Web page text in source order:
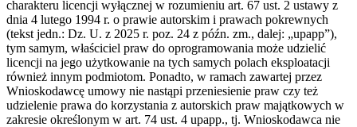
charakteru licencji wyłącznej w rozumieniu art. 67 ust. 2 ustawy z
dnia 4 lutego 1994 r. o prawie autorskim i prawach pokrewnych
(tekst jedn.: Dz. U. z 2025 r. poz. 24 z późn. zm., dalej: „upapp”),
tym samym, właściciel praw do oprogramowania może udzielić
licencji na jego użytkowanie na tych samych polach eksploatacji
również innym podmiotom. Ponadto, w ramach zawartej przez
Wnioskodawcę umowy nie nastąpi przeniesienie praw czy też
udzielenie prawa do korzystania z autorskich praw majątkowych w
zakresie określonym w art. 74 ust. 4 upapp., tj. Wnioskodawca nie